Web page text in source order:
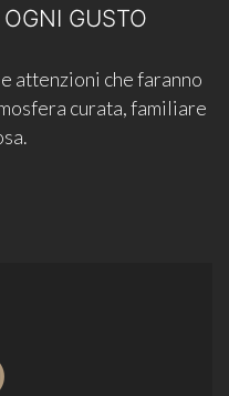
GUSTO
attenzioni che faranno
curata, familiare